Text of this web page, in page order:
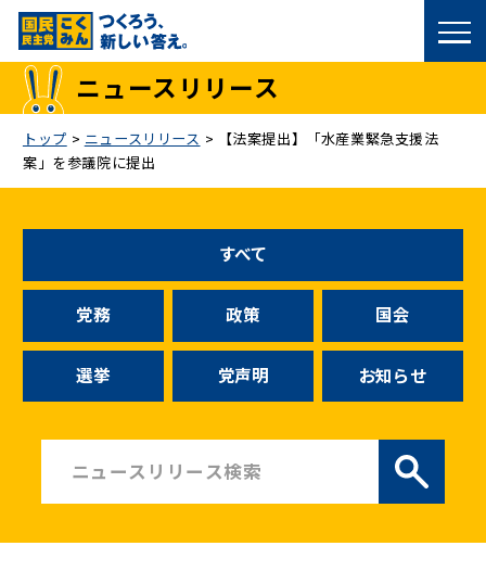
国民民主党トップ
議員
候補者公募
こくみん政治塾
お問い合わせ
ニュースリリース
ニュースリリース
トップ > ニュースリリース >
【法案提出】「水産業緊急支援法
案」を参議院に提出
すべて
党務 政策 国会
選挙 党声明 お知らせ